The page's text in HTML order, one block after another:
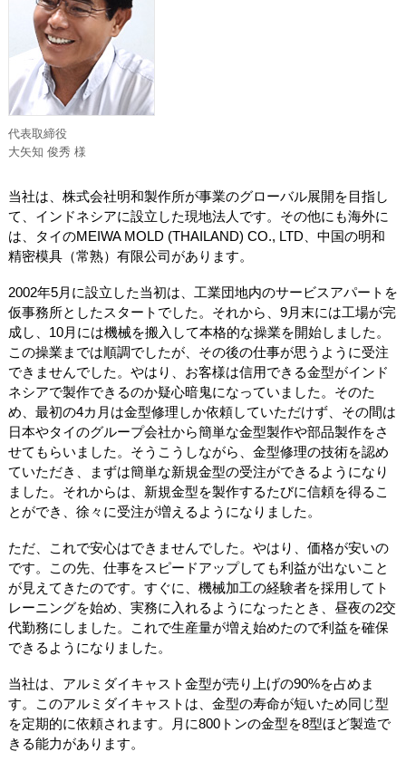
代表取締役
大矢知 俊秀 様
当社は、株式会社明和製作所が事業のグローバル展開を目指し
て、インドネシアに設立した現地法人です。その他にも海外に
は、タイのMEIWA MOLD (THAILAND) CO., LTD、中国の明和
精密模具（常熟）有限公司があります。
2002年5月に設立した当初は、工業団地内のサービスアパートを
仮事務所としたスタートでした。それから、9月末には工場が完
成し、10月には機械を搬入して本格的な操業を開始しました。
この操業までは順調でしたが、その後の仕事が思うように受注
できませんでした。やはり、お客様は信用できる金型がインド
ネシアで製作できるのか疑心暗鬼になっていました。そのた
め、最初の4カ月は金型修理しか依頼していただけず、その間は
日本やタイのグループ会社から簡単な金型製作や部品製作をさ
せてもらいました。そうこうしながら、金型修理の技術を認め
ていただき、まずは簡単な新規金型の受注ができるようになり
ました。それからは、新規金型を製作するたびに信頼を得るこ
とができ、徐々に受注が増えるようになりました。
ただ、これで安心はできませんでした。やはり、価格が安いの
です。この先、仕事をスピードアップしても利益が出ないこと
が見えてきたのです。すぐに、機械加工の経験者を採用してト
レーニングを始め、実務に入れるようになったとき、昼夜の2交
代勤務にしました。これで生産量が増え始めたので利益を確保
できるようになりました。
当社は、アルミダイキャスト金型が売り上げの90%を占めま
す。このアルミダイキャストは、金型の寿命が短いため同じ型
を定期的に依頼されます。月に800トンの金型を8型ほど製造で
きる能力があります。